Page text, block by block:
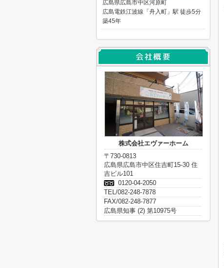
広島県広島市中区河原町
広島電鉄江波線「舟入町」駅 徒歩5分
築45年
株式会社エヴァーホーム
〒730-0813
広島県広島市中区住吉町15-30 住
吉ビル101
0120-04-2050
TEL/082-248-7878
FAX/082-248-7877
広島県知事 (2) 第10975号